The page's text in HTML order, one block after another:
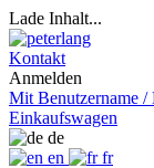
Lade Inhalt...
Kontakt
Anmelden
Mit Benutzername /
Einkaufswagen
de
en
fr